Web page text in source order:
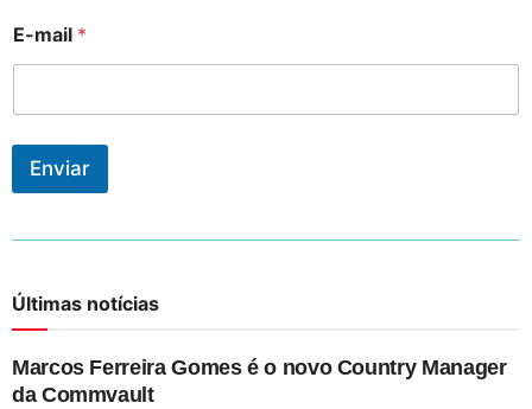
E-mail *
Enviar
Últimas notícias
Marcos Ferreira Gomes é o novo Country Manager
da Commvault